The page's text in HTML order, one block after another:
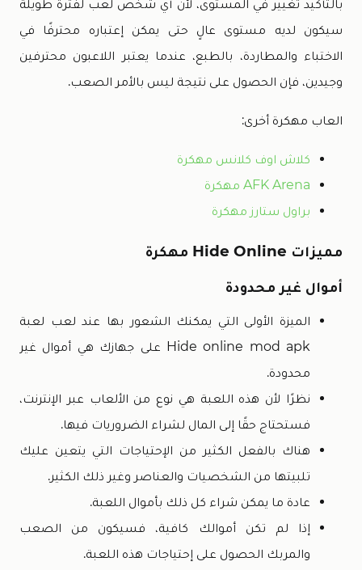
بالتأكيد تغيير في المستوى، لأن أي شخص لعب لفترة طويلة
سيكون لديه مستوى عالٍ حتى يمكن إعتباره محترفًا في
الاختباء والمطاردة، بالطبع، عندما يعتبر اللاعبون محترفين
وجيدين، فإن الحصول على نتيجة ليس بالأمر الصعب.
العاب مهكرة أخرى:
كلاش اوف كلانس مهكرة
AFK Arena مهكرة
براول ستارز مهكرة
مميزات Hide Online مهكرة
أموال غير محدودة
الميزة الأولى التي يمكنك الشعور بها عند لعب لعبة
Hide online mod apk على جهازك هي أموال غير
محدودة.
نظرًا لأن هذه اللعبة هي نوع من الألعاب عبر الإنترنت،
فستحتاج حقًا إلى المال لشراء الضروريات فيها.
هناك بالفعل الكثير من الإحتياجات التي يتعين عليك
تلبيتها من الشخصيات والعناصر وغير ذلك الكثير.
عادة ما يمكن شراء كل ذلك بأموال اللعبة.
إذا لم تكن أموالك كافية، فسيكون من الصعب
والمربك الحصول على إحتياجات هذه اللعبة.